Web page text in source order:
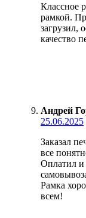
Классное
рамкой.
загрузил,
качество
Андрей
25.06.2025
Заказал
все
Оплатил и
Рамка
всем!